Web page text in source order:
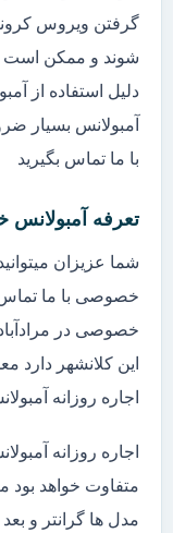
گرفتن ویروس
شوند و ممکن است
دلیل استفاده از
آمبولانس بسیار
با ما تماس بگیرید
تعرفه آمبولانس
شما عزیزان
خصوصی با ما تماس
خصوصی در
این کلانشهر دارد
اجاره روزانه
اجاره روزانه